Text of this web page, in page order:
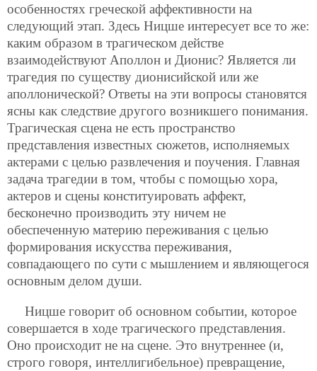
особенностях греческой аффективности на
следующий этап. Здесь Ницше интересует все то же:
каким образом в трагическом действе
взаимодействуют Аполлон и Дионис? Является ли
трагедия по существу дионисийской или же
аполлонической? Ответы на эти вопросы становятся
ясны как следствие другого возникшего понимания.
Трагическая сцена не есть пространство
представления известных сюжетов, исполняемых
актерами с целью развлечения и поучения. Главная
задача трагедии в том, чтобы с помощью хора,
актеров и сцены конституировать аффект,
бесконечно производить эту ничем не
обеспеченную материю переживания с целью
формирования искусства переживания,
совпадающего по сути с мышлением и являющегося
основным делом души.
Ницше говорит об основном событии, которое
совершается в ходе трагического представления.
Оно происходит не на сцене. Это внутреннее (и,
строго говоря, интеллигибельное) превращение,